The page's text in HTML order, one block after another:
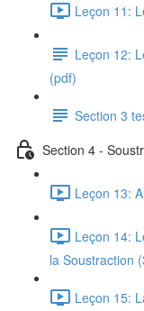
Leçon 11:
Leçon 12:
(pdf)
Section 3
Section 4 -
Leçon 13:
Leçon 14:
la Soustraction
Leçon 15: